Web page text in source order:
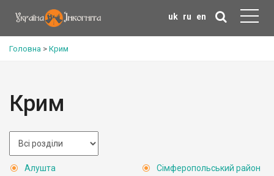
uk ru en
Головна > Крим
Крим
Алушта
Сімферопольський район